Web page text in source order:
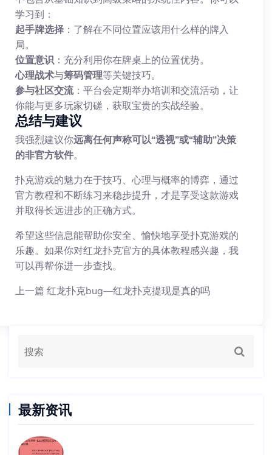
学习到：
起手牌选择 ：了解在不同位置应该用什么样的牌入
局。
位置意识 ：充分利用你在牌桌上的位置优势。
心理战术与筹码管理等关键技巧。
参与社区交流：平台会定期举办培训和交流活动，让
你能与更多玩家切磋，获取宝贵的实战经验。
总结与建议
我强烈建议你远离任何声称可以“透视”或“辅助”决策
的非官方软件。
扑克游戏的魅力在于技巧、心理与概率的博弈，通过
官方教程和不断练习来稳步提升，才是享受这款游戏
并取得长远进步的正确方式。
希望这些信息能帮助你安全、愉快地享受扑克游戏的
乐趣。如果你对红龙扑克官方的具体教程感兴趣，我
可以再帮你进一步查找。
上一篇 红龙扑克bug—红龙扑克提现是真的吗
最新资讯